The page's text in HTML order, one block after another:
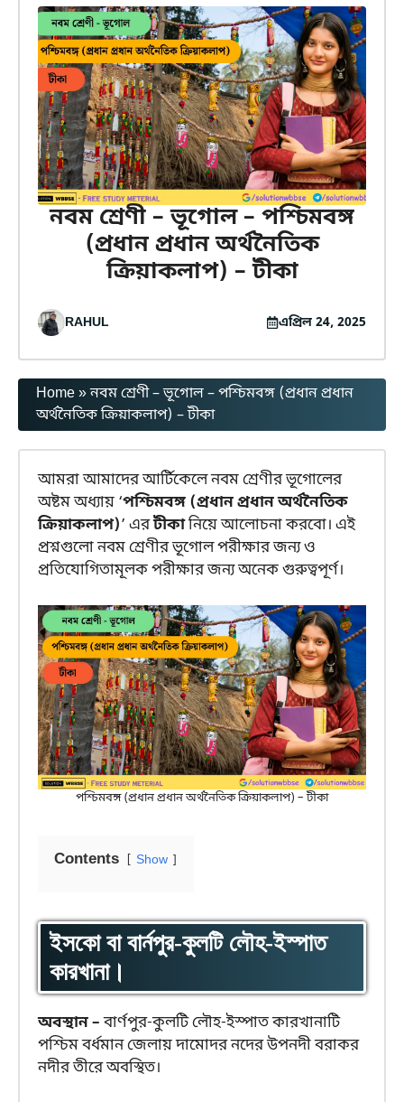
নবম শ্রেণী – ভূগোল – পশ্চিমবঙ্গ
(প্রধান প্রধান অর্থনৈতিক
ক্রিয়াকলাপ) – টীকা
RAHUL এপ্রিল 24, 2025
Home»নবম শ্রেণী – ভূগোল – পশ্চিমবঙ্গ (প্রধান প্রধান
অর্থনৈতিক ক্রিয়াকলাপ) – টীকা
আমরা আমাদের আর্টিকেলে নবম শ্রেণীর ভূগোলের
অষ্টম অধ্যায় ‘পশ্চিমবঙ্গ (প্রধান প্রধান অর্থনৈতিক
ক্রিয়াকলাপ)’ এরটীকানিয়ে আলোচনা করবো। এই
প্রশ্নগুলো নবম শ্রেণীর ভূগোল পরীক্ষার জন্য ও
প্রতিযোগিতামূলক পরীক্ষার জন্য অনেক গুরুত্বপূর্ণ।
পশ্চিমবঙ্গ (প্রধান প্রধান অর্থনৈতিক ক্রিয়াকলাপ) – টীকা
Contents Show
ইসকো বা বার্নপুর-কুলটি লৌহ-ইস্পাত
কারখানা।
অবস্থান –বার্ণপুর-কুলটি লৌহ-ইস্পাত কারখানাটি
পশ্চিম বর্ধমান জেলায় দামোদর নদের উপনদী বরাকর
নদীর তীরে অবস্থিত।